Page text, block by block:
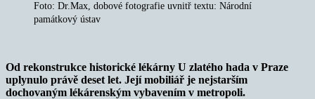
Foto: Dr.Max, dobové fotografie uvnitř textu: Národní
památkový ústav
Od rekonstrukce historické lékárny U zlatého hada v Praze
uplynulo právě deset let. Její mobiliář je nejstarším
dochovaným lékárenským vybavením v metropoli.